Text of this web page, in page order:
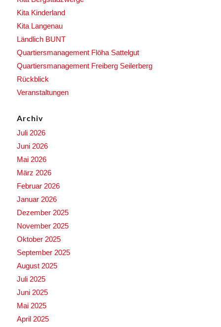
Kita Kinderland
Kita Langenau
Ländlich BUNT
Quartiersmanagement Flöha Sattelgut
Quartiersmanagement Freiberg Seilerberg
Rückblick
Veranstaltungen
Archiv
Juli 2026
Juni 2026
Mai 2026
März 2026
Februar 2026
Januar 2026
Dezember 2025
November 2025
Oktober 2025
September 2025
August 2025
Juli 2025
Juni 2025
Mai 2025
April 2025